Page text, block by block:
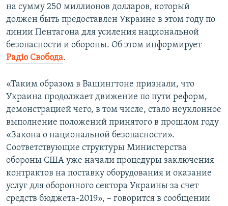
на сумму 250 миллионов долларов, который
должен быть предоставлен Украине в этом году по
линии Пентагона для усиления национальной
безопасности и обороны. Об этом информирует
Радіо Свобода.
«Таким образом в Вашингтоне признали, что
Украина продолжает движение по пути реформ,
демонстрацией чего, в том числе, стало неуклонное
выполнение положений принятого в прошлом году
«Закона о национальной безопасности».
Соответствующие структуры Министерства
обороны США уже начали процедуры заключения
контрактов на поставку оборудования и оказание
услуг для оборонного сектора Украины за счет
средств бюджета-2019», – говорится в сообщении